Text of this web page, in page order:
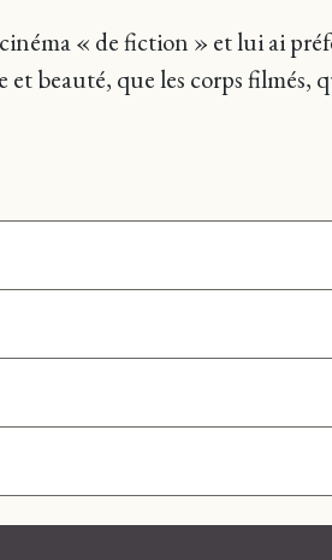
« de fiction » et lui ai
beauté, que les corps